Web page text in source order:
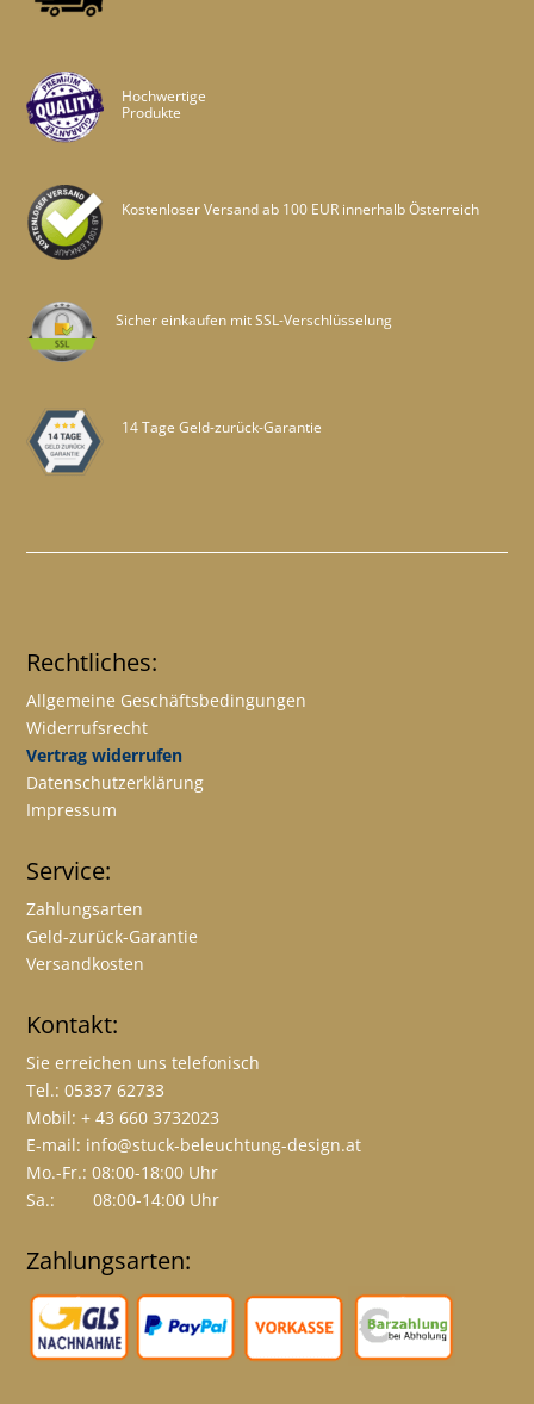
Hochwertige
Produkte
Kostenloser Versand ab 100 EUR innerhalb Österreich
Sicher einkaufen mit SSL-Verschlüsselung
14 Tage Geld-zurück-Garantie
Rechtliches:
Allgemeine Geschäftsbedingungen
Widerrufsrecht
Vertrag widerrufen
Datenschutzerklärung
Impressum
Service:
Zahlungsarten
Geld-zurück-Garantie
Versandkosten
Kontakt:
Sie erreichen uns telefonisch
Tel.: 05337 62733
Mobil: + 43 660 3732023
E-mail: info@stuck-beleuchtung-design.at
Mo.-Fr.: 08:00-18:00 Uhr
Sa.: 08:00-14:00 Uhr
Zahlungsarten: